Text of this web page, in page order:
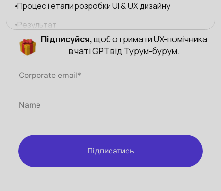
Процес і етапи розробки UI & UX дизайну
Результат
Підписуйся,щоб отримати UX-помічника
в чаті GPT від Турум-бурум.
Підписатись